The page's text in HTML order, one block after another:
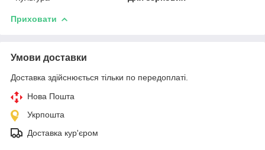
Приховати
Умови доставки
Доставка здійснюється тільки по передоплаті.
Нова Пошта
Укрпошта
Доставка кур'єром